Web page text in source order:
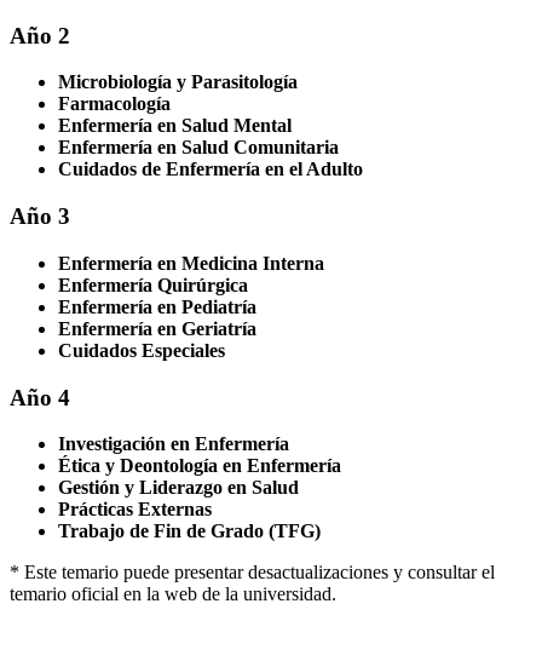
Año 2
Microbiología y Parasitología
Farmacología
Enfermería en Salud Mental
Enfermería en Salud Comunitaria
Cuidados de Enfermería en el Adulto
Año 3
Enfermería en Medicina Interna
Enfermería Quirúrgica
Enfermería en Pediatría
Enfermería en Geriatría
Cuidados Especiales
Año 4
Investigación en Enfermería
Ética y Deontología en Enfermería
Gestión y Liderazgo en Salud
Prácticas Externas
Trabajo de Fin de Grado (TFG)
* Este temario puede presentar desactualizaciones y consultar el
temario oficial en la web de la universidad.